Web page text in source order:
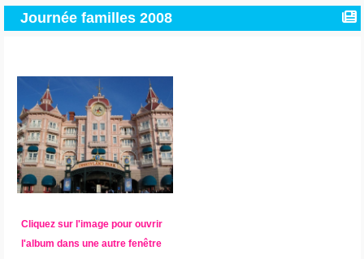
Journée familles 2008
Cliquez sur l'image pour ouvrir
l'album dans une autre fenêtre